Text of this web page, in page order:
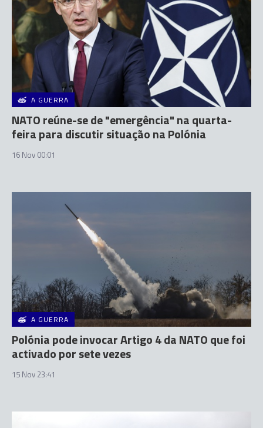
A GUERRA
NATO reúne-se de "emergência" na quarta-
feira para discutir situação na Polónia
16 Nov 00:01
A GUERRA
Polónia pode invocar Artigo 4 da NATO que foi
activado por sete vezes
15 Nov 23:41